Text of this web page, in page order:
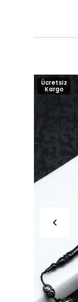
Ücretsiz
Kargo